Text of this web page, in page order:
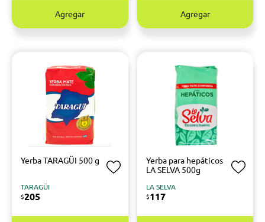
Agregar Agregar
Yerba TARAGÜI 500 g
TARAGÜI
$205
Yerba para hepáticos
LA SELVA 500g
LA SELVA
$117